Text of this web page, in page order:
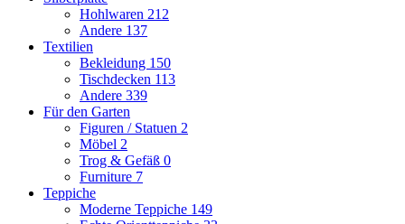
Hohlwaren 212
Andere 137
Textilien
Bekleidung 150
Tischdecken 113
Andere 339
Für den Garten
Figuren / Statuen 2
Möbel 2
Trog & Gefäß 0
Furniture 7
Teppiche
Moderne Teppiche 149